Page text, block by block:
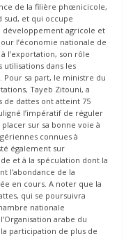
de la filière phœnicicole,
sud, et qui occupe
développement agricole et
l’économie nationale de
l’exportation, son rôle
dans les
Pour sa part, le ministre du
Tayeb Zitouni, a
de dattes ont atteint 75
l’impératif de réguler
sur sa bonne voie à
connues à
également sur
et à la spéculation dont la
l’abondance de la
en cours. A noter que la
qui se poursuivra
nationale
arabe du
participation de plus de